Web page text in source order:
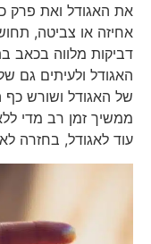
את האגודל ואת פרק
אחיזה או צביטה,
דביקות מלווה בכאב
האגודל ולעיתים גם
של האגודל ושורש
ממשיך זמן רב מדי
עוד לאגודל, בחזרה